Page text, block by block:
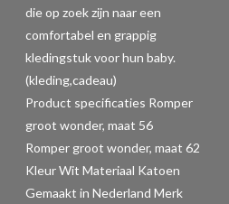
die op zoek zijn naar een
comfortabel en grappig
kledingstuk voor hun baby.
(kleding,cadeau)
Product specificaties Romper
groot wonder, maat 56
Romper groot wonder, maat 62
Kleur Wit Materiaal Katoen
Gemaakt in Nederland Merk